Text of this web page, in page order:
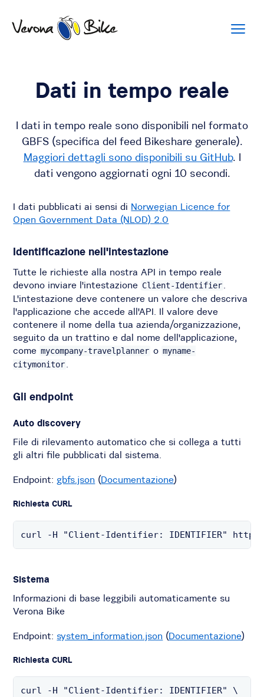
Dati in tempo reale
I dati in tempo reale sono disponibili nel formato
GBFS (specifica del feed Bikeshare generale).
Maggiori dettagli sono disponibili su GitHub. I
dati vengono aggiornati ogni 10 secondi.
I dati pubblicati ai sensi di Norwegian Licence for
Open Government Data (NLOD) 2.0
Identificazione nell'intestazione
Tutte le richieste alla nostra API in tempo reale
devono inviare l'intestazione Client-Identifier.
L'intestazione deve contenere un valore che descriva
l'applicazione che accede all'API. Il valore deve
contenere il nome della tua azienda/organizzazione,
seguito da un trattino e dal nome dell'applicazione,
come mycompany-travelplanner o myname-
citymonitor.
Gli endpoint
Auto discovery
File di rilevamento automatico che si collega a tutti
gli altri file pubblicati dal sistema.
Endpoint: gbfs.json (Documentazione)
Richiesta CURL
curl -H "Client-Identifier: IDENTIFIER"
Sistema
Informazioni di base leggibili automaticamente su
Verona Bike
Endpoint: system_information.json (Documentazione)
Richiesta CURL
curl -H "Client-Identifier: IDENTIFIER" \